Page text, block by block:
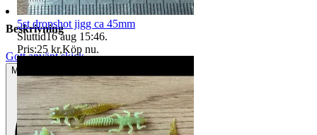
Beskrivning
Gott använt skick
Mindre tecken på användning
5st dropshot jigg ca 45mm
Sluttid16 aug 15:46.
Pris:25 kr,Köp nu.